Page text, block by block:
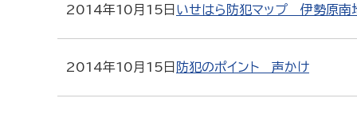
2014年10月15日 いせはら防犯マップ 伊勢原南
2014年10月15日 防犯のポイント 声かけ